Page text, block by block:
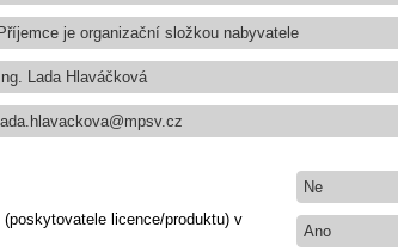
Příjemce je organizační složkou nabyvatele
Ing. Lada Hlaváčková
lada.hlavackova@mpsv.cz
Ne
licence/produktu) v
Ano